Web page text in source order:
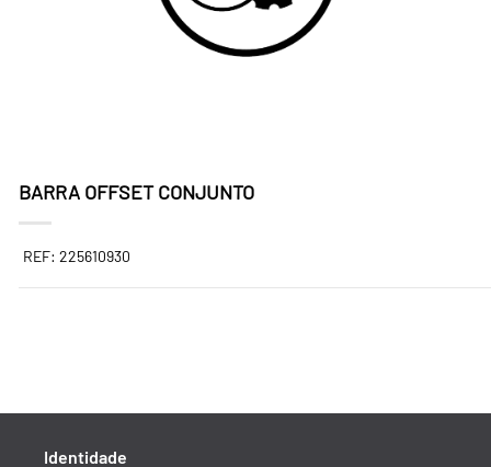
BARRA OFFSET CONJUNTO
REF: 225610930
Identidade